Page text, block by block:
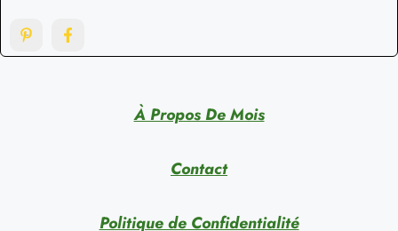
À Propos De Mois
Contact
Politique de Confidentialité